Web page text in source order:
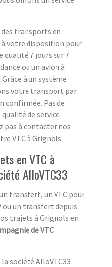
des transports en
votre disposition pour
qualité 7 jours sur 7.
ou un avion à
à un système
votre transport par
confirmée. Pas de
de service
pas à contacter nos
VTC à Grignols.
en VTC à
AlloVTC33
transfert, un VTC pour
ou un transfert depuis
trajets à Grignols en
de VTC
société AlloVTC33